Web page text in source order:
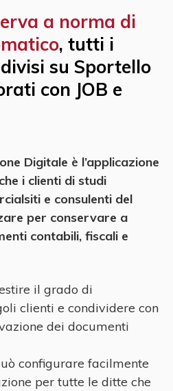
a norma di
, tutti i
su Sportello
con JOB e
Digitale è l’applicazione
i clienti di studi
e consulenti del
per conservare a
contabili, fiscali e
il grado di
clienti e condividere con
dei documenti
configurare facilmente
per tutte le ditte che